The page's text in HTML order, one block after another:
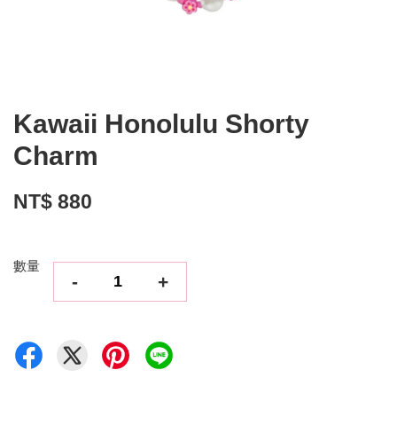
Kawaii Honolulu Shorty
Charm
NT$ 880
數量
- +